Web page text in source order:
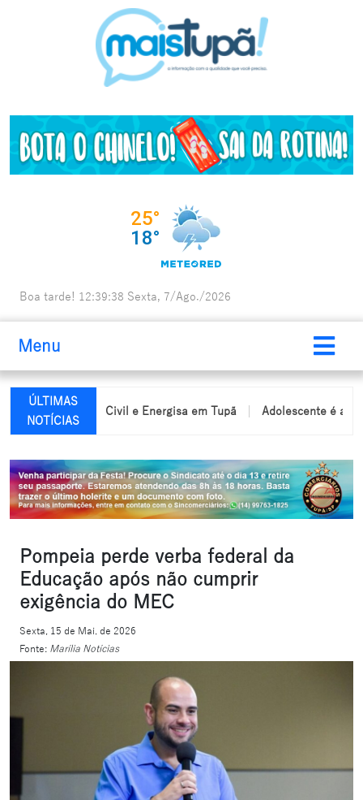
Boa tarde! 12:39:39 Sexta, 7/Ago./2026
Menu
ÚLTIMAS
NOTÍCIAS
Defesa Civil e Energisa em Tupã Adolescente é
Pompeia perde verba federal da
Educação após não cumprir
exigência do MEC
Sexta, 15 de Mai. de 2026
Fonte: Marília Notícias